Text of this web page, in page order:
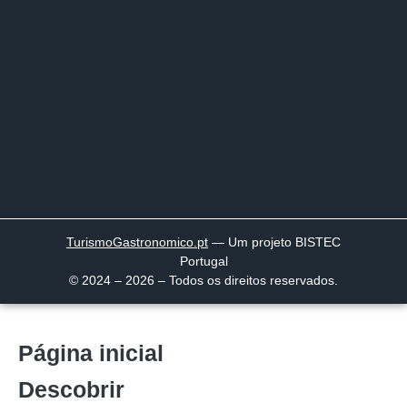
TurismoGastronomico .pt — Um projeto BISTEC
Portugal
© 2024 – 2026 – Todos os direitos reservados.
Página inicial
Descobrir